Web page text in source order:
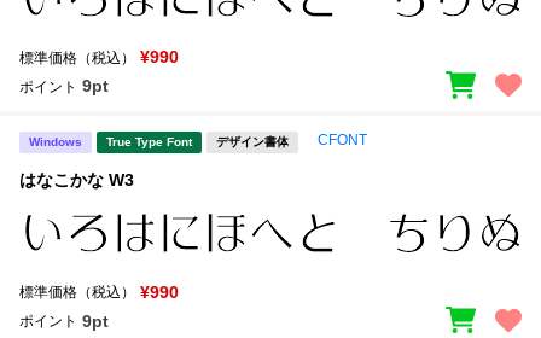
標準価格（税込） ¥990
ポイント 9pt
Windows True Type Font デザイン書体 CFONT
はなこかな W3
標準価格（税込） ¥990
ポイント 9pt